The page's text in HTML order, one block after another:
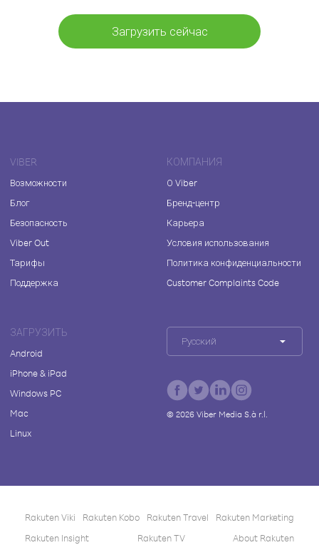
Загрузить сейчас
VIBER
Возможности
Блог
Безопасность
Viber Out
Тарифы
Поддержка
КОМПАНИЯ
О Viber
Бренд-центр
Карьера
Условия использования
Политика конфиденциальности
Customer Complaints Code
ЗАГРУЗИТЬ
Android
iPhone & iPad
Windows PC
Mac
Linux
Русский
© 2026Viber Media S.à r.l.
Rakuten Viki Rakuten Kobo Rakuten Travel
Rakuten Marketing
Rakuten Insight
Rakuten TV About Rakuten